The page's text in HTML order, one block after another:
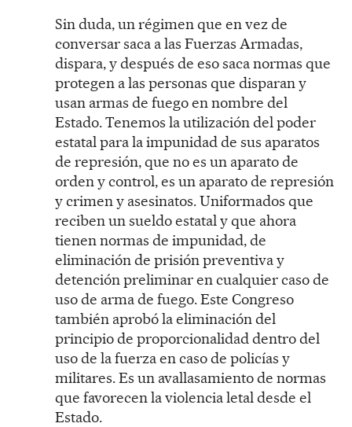
Sin duda, un régimen que en vez de
conversar saca a las Fuerzas Armadas,
dispara, y después de eso saca normas que
protegen a las personas que disparan y
usan armas de fuego en nombre del
Estado. Tenemos la utilización del poder
estatal para la impunidad de sus aparatos
de represión, que no es un aparato de
orden y control, es un aparato de represión
y crimen y asesinatos. Uniformados que
reciben un sueldo estatal y que ahora
tienen normas de impunidad, de
eliminación de prisión preventiva y
detención preliminar en cualquier caso de
uso de arma de fuego. Este Congreso
también aprobó la eliminación del
principio de proporcionalidad dentro del
uso de la fuerza en caso de policías y
militares. Es un avallasamiento de normas
que favorecen la violencia letal desde el
Estado.